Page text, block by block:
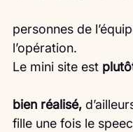
personnes de
l’opération.
Le mini site est
bien réalisé,
fille une fois le